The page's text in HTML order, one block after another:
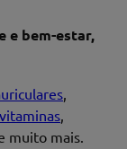
e bem-estar,
,
,
muito mais.